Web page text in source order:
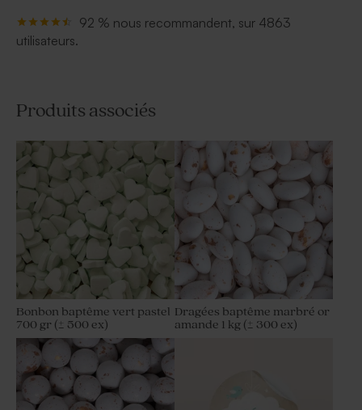
92 % nous recommandent, sur 4863
utilisateurs.
Produits associés
Bonbon baptême vert pastel
700 gr (± 500 ex)
Dragées baptême marbré or
amande 1 kg (± 300 ex)